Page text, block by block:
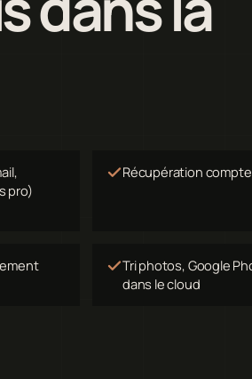
pro)
Récupération
Tri photos, Google
dans le cloud